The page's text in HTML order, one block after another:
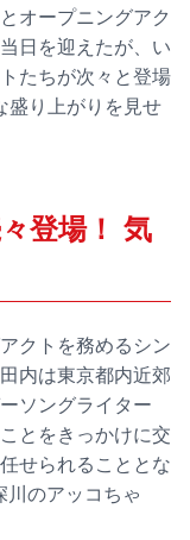
オープニングアク
日を迎えたが、い
たちが次々と登場
盛り上がりを見せ
登場！ 気
クトを務めるシン
内は東京都内近郊
ソングライター
とをきっかけに交
せられることとな
川のアッコちゃ